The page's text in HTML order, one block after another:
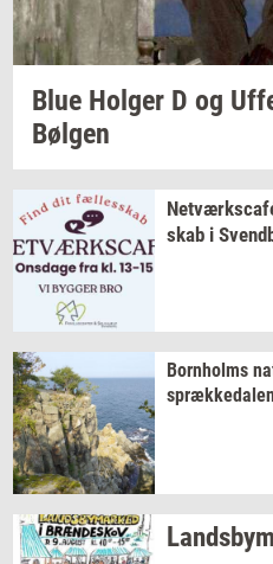
Blue Hol­ger D og
Bøl­gen
skab i
Born­holms
spræk­ke­da­len